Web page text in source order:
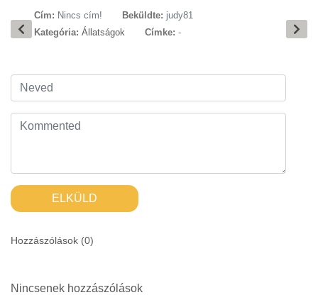
Cím: Nincs cím! Beküldte: judy81
Kategória: Állatságok Címke: -
ELKÜLD
Hozzászólások (0)
Nincsenek hozzászólások